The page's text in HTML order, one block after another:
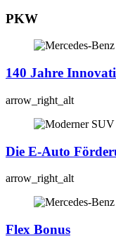
PKW
140 Jahre
arrow_right_alt
Die E-Auto
arrow_right_alt
Flex Bonus